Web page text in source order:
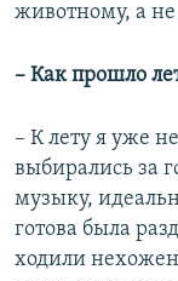
животному, а не
– Как прошло
– К лету я уже
выбирались за
музыку,
готова была
ходили